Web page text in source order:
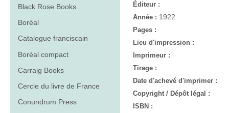
Black Rose Books
Boréal
Catalogue franciscain
Boréal compact
Carraig Books
Cercle du livre de France
Conundrum Press
Éditeur :
Année : 1922
Pages :
Lieu d'impression :
Imprimeur :
Tirage :
Date d'achevé d'imprimer :
Copyright / Dépôt légal :
ISBN :